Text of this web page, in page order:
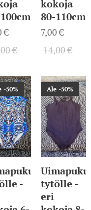
€
€
kokoja
80-110cm
7,00€
14,00€
-
-50%
Uimapuku
tytölle -
eri
Ale -50%